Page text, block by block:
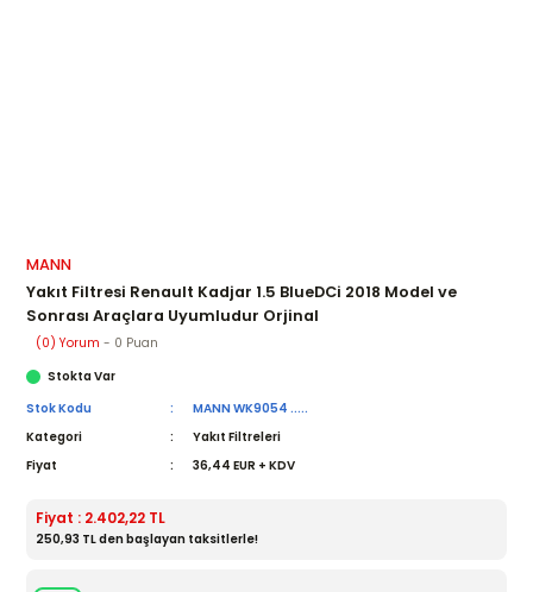
MANN
Yakıt Filtresi Renault Kadjar 1.5 BlueDCi 2018 Model ve
Sonrası Araçlara Uyumludur Orjinal
(0) Yorum - 0 Puan
Stokta Var
Stok Kodu
MANN WK9054 .....
Kategori
Yakıt Filtreleri
Fiyat
36,44 EUR + KDV
Fiyat : 2.402,22 TL
250,93 TL den başlayan taksitlerle!